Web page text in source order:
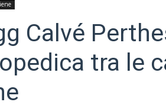
pet
Calvé
tra le